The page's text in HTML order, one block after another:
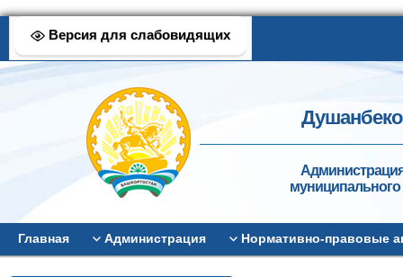
Версия для слабовидящих
муниципального
Главная Администрация Нормативно-правовые